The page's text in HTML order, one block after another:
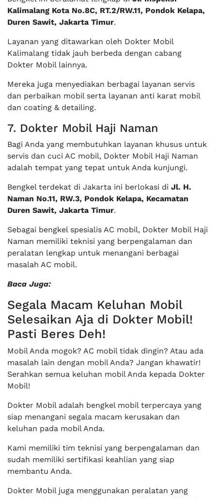
Kalimalang Kota No.8C, RT.2/RW.11, Pondok Kelapa,
Duren Sawit, Jakarta Timur.
Layanan yang ditawarkan oleh Dokter Mobil
Kalimalang tidak jauh berbeda dengan cabang
Dokter Mobil lainnya.
Mereka juga menyediakan berbagai layanan servis
dan perbaikan mobil serta layanan anti karat mobil
dan coating & detailing.
7. Dokter Mobil Haji Naman
Bagi Anda yang membutuhkan layanan khusus untuk
servis dan cuci AC mobil, Dokter Mobil Haji Naman
adalah tempat yang tepat untuk Anda kunjungi.
Bengkel terdekat di Jakarta ini berlokasi di Jl. H.
Naman No.11, RW.3, Pondok Kelapa, Kecamatan
Duren Sawit, Jakarta Timur.
Sebagai bengkel spesialis AC mobil, Dokter Mobil Haji
Naman memiliki teknisi yang berpengalaman dan
peralatan lengkap untuk menangani berbagai
masalah AC mobil.
Baca Juga:
Segala Macam Keluhan Mobil
Selesaikan Aja di Dokter Mobil!
Pasti Beres Deh!
Mobil Anda mogok? AC mobil tidak dingin? Atau ada
masalah lain dengan mobil Anda? Jangan khawatir!
Serahkan semua keluhan mobil Anda kepada Dokter
Mobil!
Dokter Mobil adalah bengkel mobil terpercaya yang
siap menangani segala macam kerusakan dan
keluhan pada mobil Anda.
Kami memiliki tim teknisi yang berpengalaman dan
sudah memiliki sertifikasi keahlian yang siap
membantu Anda.
Dokter Mobil juga menggunakan peralatan yang